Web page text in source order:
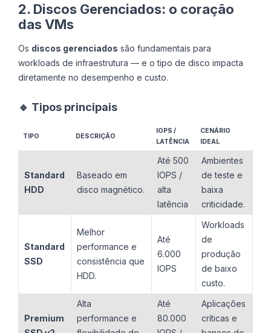
2. Discos Gerenciados: o coração
das VMs
Os discos gerenciados são fundamentais para
workloads de infraestrutura — e o tipo de disco impacta
diretamente no desempenho e custo.
🔹 Tipos principais
TIPO DESCRIÇÃO
IOPS /
LATÊNCIA
CENÁRIO
IDEAL
Standard
HDD
Baseado em
disco magnético.
Até 500
IOPS /
alta
latência
Ambientes
de teste e
baixa
criticidade.
Standard
SSD
Melhor
performance e
consistência que
HDD.
Até
6.000
IOPS
Workloads
de
produção
de baixo
custo.
Premium
Alta
performance e
Até
80.000
Aplicações
críticas e